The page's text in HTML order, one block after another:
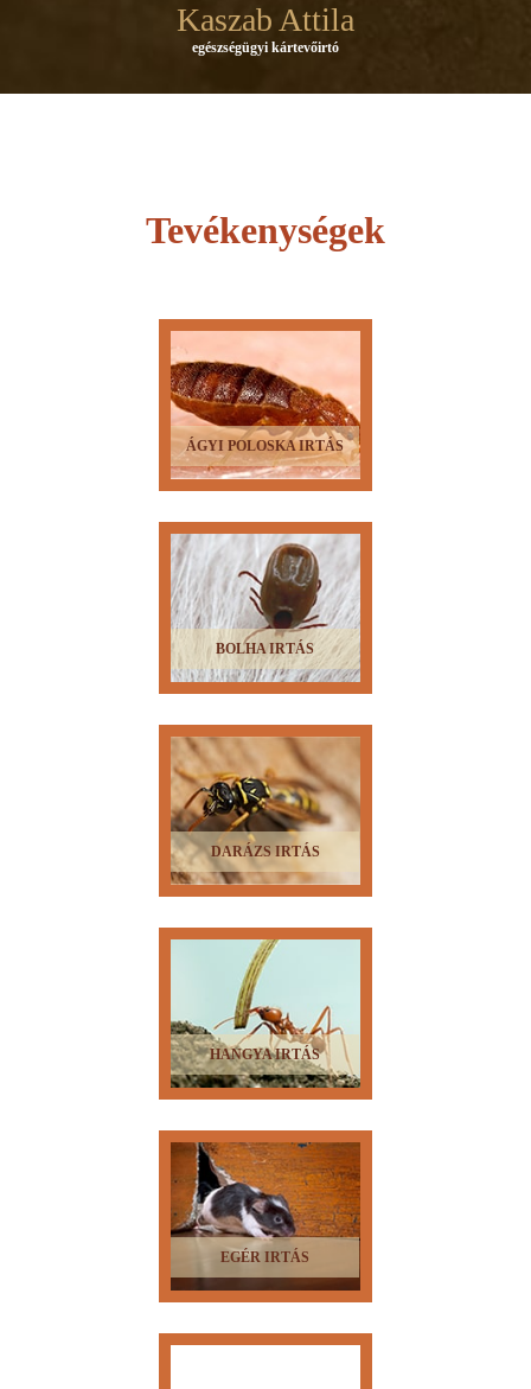
Kaszab Attila
egészségügyi kártevőirtó
Tevékenységek
ÁGYI POLOSKA IRTÁS
BOLHA IRTÁS
DARÁZS IRTÁS
HANGYA IRTÁS
EGÉR IRTÁS